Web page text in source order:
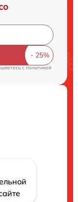
cполитикой